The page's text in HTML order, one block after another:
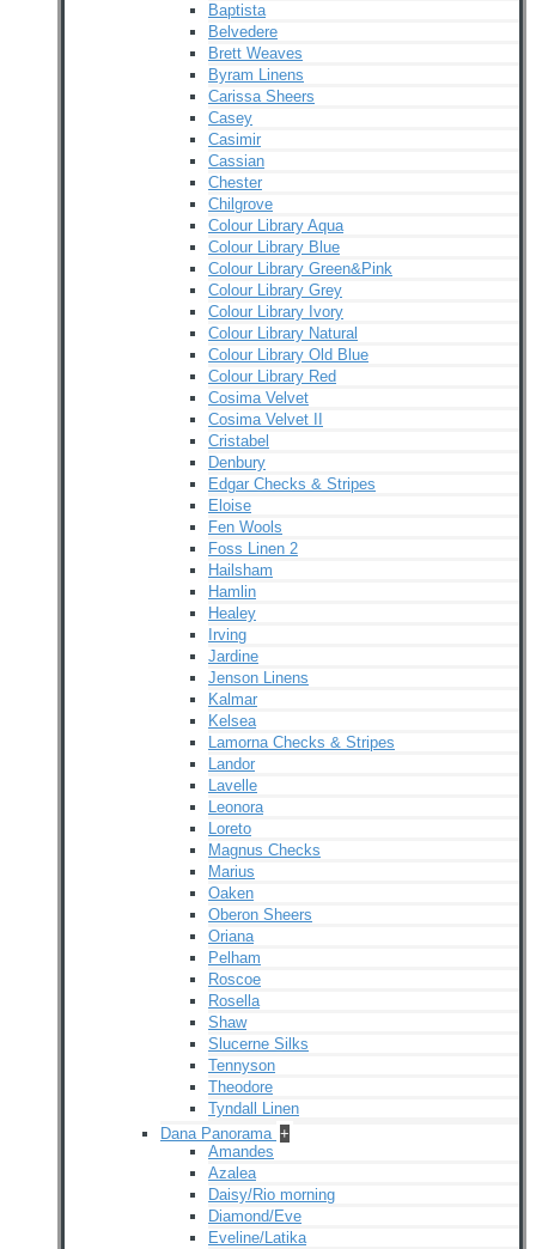
Baptista
Belvedere
Brett Weaves
Byram Linens
Carissa Sheers
Casey
Casimir
Cassian
Chester
Chilgrove
Colour Library Aqua
Colour Library Blue
Colour Library Green&Pink
Colour Library Grey
Colour Library Ivory
Colour Library Natural
Colour Library Old Blue
Colour Library Red
Cosima Velvet
Cosima Velvet II
Cristabel
Denbury
Edgar Checks & Stripes
Eloise
Fen Wools
Foss Linen 2
Hailsham
Hamlin
Healey
Irving
Jardine
Jenson Linens
Kalmar
Kelsea
Lamorna Checks & Stripes
Landor
Lavelle
Leonora
Loreto
Magnus Checks
Marius
Oaken
Oberon Sheers
Oriana
Pelham
Roscoe
Rosella
Shaw
Slucerne Silks
Tennyson
Theodore
Tyndall Linen
Dana Panorama +
Amandes
Azalea
Daisy/Rio morning
Diamond/Eve
Eveline/Latika